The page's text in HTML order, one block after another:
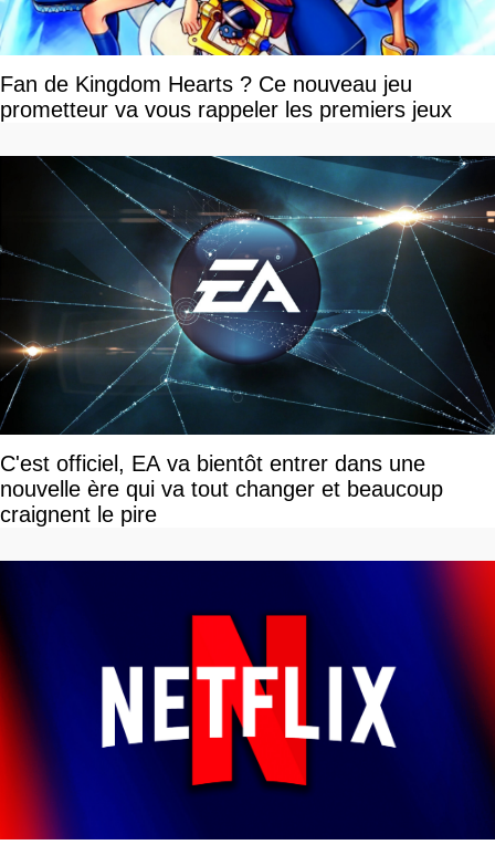
Fan de Kingdom Hearts ? Ce nouveau jeu
prometteur va vous rappeler les premiers jeux
C'est officiel, EA va bientôt entrer dans une
nouvelle ère qui va tout changer et beaucoup
craignent le pire